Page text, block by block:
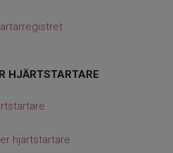
HJÄRTSTARTARE
hjärtstartare